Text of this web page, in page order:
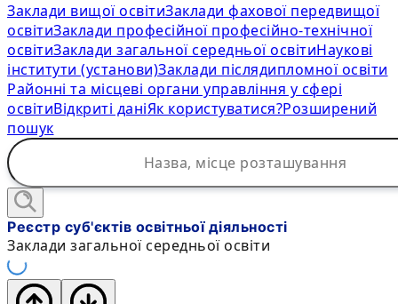
Заклади вищої освітиЗаклади фахової передвищої
освітиЗаклади професійної професійно-технічної
освітиЗаклади загальної середньої освітиНаукові
інститути (установи)Заклади післядипломної освіти
Районні та місцеві органи управління у сфері
освітиВідкриті даніЯк користуватися?Розширений
пошук
Реєстр суб'єктів освітньої діяльності
Заклади загальної середньої освіти